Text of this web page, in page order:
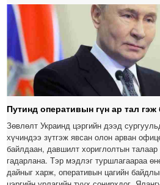
Путинд оперативын гүн ар тал гэж
Зөвлөлт Украинд цэргийн дээд
хүчиндээ зүтгэж явсан олон арван
байлдаан, давшилт хориглолтын талаар
гадарлана. Тэр мэдлэг туршлагаараа
дайныг харж, оперативын цагийн